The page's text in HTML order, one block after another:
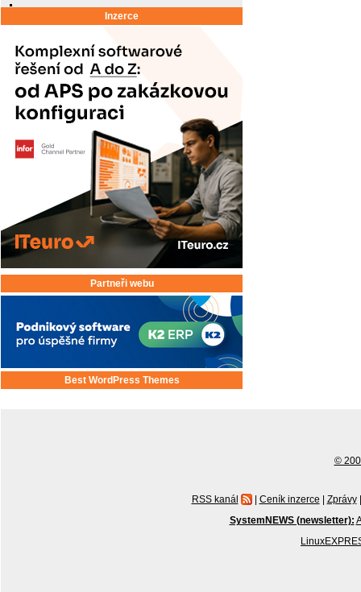
Inzerce
Partneři webu
Best WordPress Themes
©
RSS kanál | Ceník inzerce | Zprávy |
SystemNEWS (newsletter):